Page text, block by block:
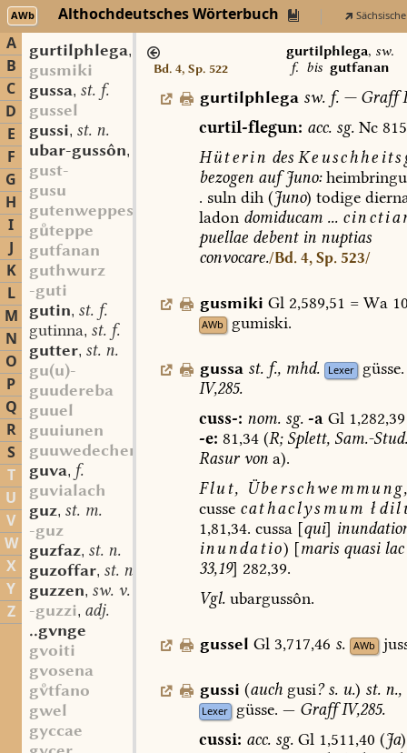
AWb Althochdeutsches Wörterbuch
A
B
C
D
E
F
G
H
I
J
K
L
M
N
O
P
Q
R
S
T
U
V
W
X
Y
Z
gurtilphlega,
sw. f.
gusmiki
gussa, st. f.
gussel
gussi, st. n.
ubar-gussôn,
gust-
gusu
gutenweppes
gteppe
gutfanan
guthwurz
-guti
gutin, st. f.
gutinna, st. f.
gutter, st. n.
gu(u)-
guudereba
guuel
guuiunen
guuwedechen
guva, f.
guvialach
guz, st. m.
-guz
guzfaz, st. n.
guzoffar, st. n.
guzzen, sw. v.
-guzzi, adj.
..gvnge
gvoiti
gvosena
gtfano
gwel
gyccae
Bd. 4, Sp. 522
gurtilphlega, sw.
f.bis gutfanan
gurtilphlega sw. f. —Graff
curtil-flegun: acc.sg.Nc
Hüterin des
bezogenauf Juno:
. sulndih(Juno) todige
ladon domiducam...
puellaedebentinnuptias
convocare./Bd. 4, Sp. 523/
gusmiki Gl 2,589,51 = Wa
AWb gumiski.
gussa st. f., mhd. Lexer güsse.
IV,285.
cuss-: nom.sg. -aGl1,282,39
-e: 81,34(R;Splett,Sam.-Stud.
Rasur vona).
Flut,
cusse cathaclysmum ł
1,81,34. cussa[qui]
inundatio) [marisquasilac
33,19] 282,39.
Vgl.ubargussôn.
gussel Gl 3,717,46 s. AWb
gussi (auch gusi?s. u.) st. n.,
Lexer güsse. — Graff IV,285.
cussi: acc.sg.Gl1,511,40 (Ja